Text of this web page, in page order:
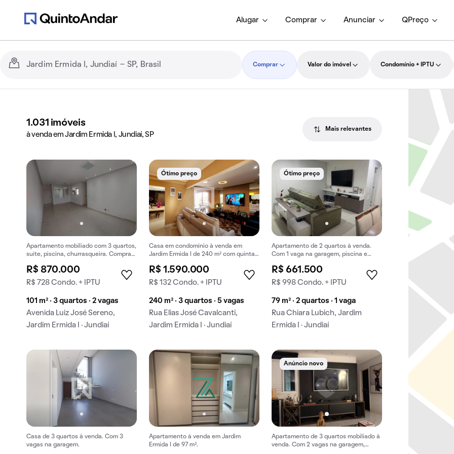
Alugar Comprar Anunciar QPreço
Comprar Valor do imóvel Condomínio + IPTU
1.031 imóveis
à venda em Jardim Ermida I, Jundiaí, SP
Mais relevantes
Apartamento mobiliado com 3 quartos,
suíte, piscina, churrasqueira. Compra
R$ 870.000
R$ 728 Condo. + IPTU
101 m² · 3 quartos · 2 vagas
Avenida Luiz José Sereno,
Jardim Ermida I · Jundiaí
Ótimo preço
Casa em condomínio à venda em
Jardim Ermida I de 240 m² com quintal,
R$ 1.590.000
R$ 132 Condo. + IPTU
240 m² · 3 quartos · 5 vagas
Rua Elias José Cavalcanti,
Jardim Ermida I · Jundiaí
Ótimo preço
Apartamento de 2 quartos à venda.
Com 1 vaga na garagem, piscina e
R$ 661.500
R$ 998 Condo. + IPTU
79 m² · 2 quartos · 1 vaga
Rua Chiara Lubich, Jardim
Ermida I · Jundiaí
Casa de 3 quartos à venda. Com 3
vagas na garagem.
Apartamento à venda em Jardim
Ermida I de 97 m².
Anúncio novo
Apartamento de 3 quartos mobiliado à
venda. Com 2 vagas na garagem,